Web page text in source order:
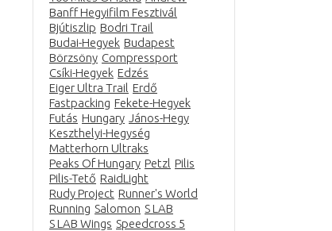
Banff Hegyifilm Fesztivál
Bjútiszlip Bodri Trail
Budai-Hegyek Budapest
Börzsöny Compressport
Csíki-Hegyek Edzés
Eiger Ultra Trail Erdő
Fastpacking Fekete-Hegyek
Futás Hungary János-Hegy
Keszthelyi-Hegység
Matterhorn Ultraks
Peaks Of Hungary Petzl Pilis
Pilis-Tető RaidLight
Rudy Project Runner's World
Running Salomon S LAB
S LAB Wings Speedcross 5